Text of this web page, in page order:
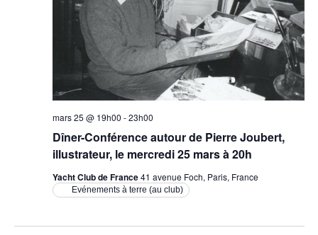
Dîner-Conférence autour de Pierre Joubert,
illustrateur, le mercredi 25 mars à 20h
mars 25 @ 19h00 -23h00
Yacht Club de France41 avenue Foch, Paris, France
Evénements à terre (au club)